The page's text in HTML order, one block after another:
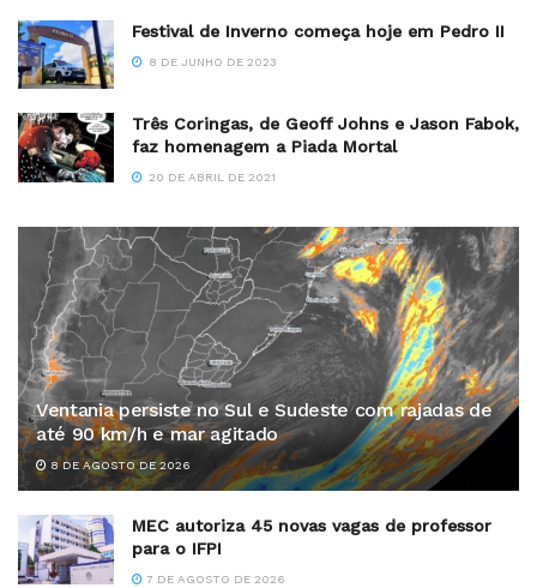
Festival de Inverno começa hoje em Pedro II
8 DE JUNHO DE 2023
Três Coringas, de Geoff Johns e Jason Fabok,
faz homenagem a Piada Mortal
20 DE ABRIL DE 2021
Ventania persiste no Sul e Sudeste com rajadas de
até 90 km/h e mar agitado
8 DE AGOSTO DE 2026
MEC autoriza 45 novas vagas de professor
para o IFPI
7 DE AGOSTO DE 2026